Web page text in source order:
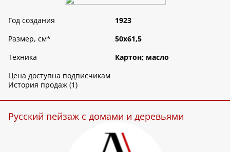
Год создания
1923
Размер, см*
50х61,5
Техника
Картон; масло
Цена доступна подписчикам
История продаж (1)
Русский пейзаж с домами и деревьями